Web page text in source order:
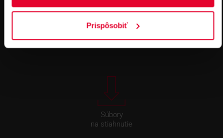
Prispôsobiť
Súbory
na stiahnutie